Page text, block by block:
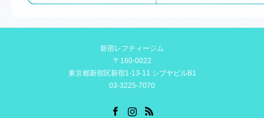
新宿レフティージム
〒160-0022
東京都新宿区新宿1-13-11 シブヤビルB1
03-3225-7070